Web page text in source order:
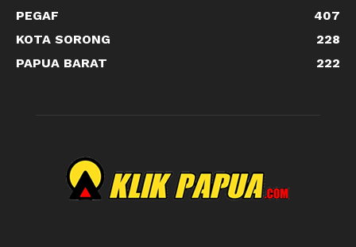
PEGAF
407
KOTA SORONG
228
PAPUA BARAT
222